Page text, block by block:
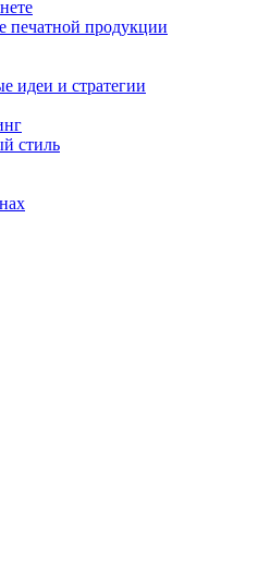
печатной продукции
идеи и стратегии
стиль